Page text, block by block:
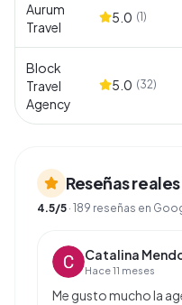
Aurum
Travel
5.0 (1)
Block
Travel
Agency
5.0 (32)
Reseñas
4.5/5 · 189 reseñas en
Catalina
Hace 11 meses
Me gusto mucho la